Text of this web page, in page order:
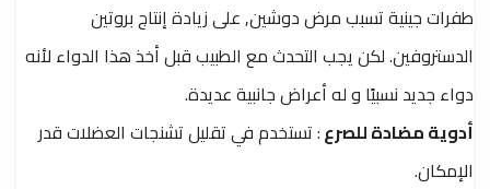
طفرات جينية تسبب مرض دوشين, على زيادة إنتاج بروتين
الدستروفين. لكن يجب التحدث مع الطبيب قبل أخذ هذا الدواء لأنه
دواء جديد نسبيًا و له أعراض جانبية عديدة.
أدوية مضادة للصرع: تستخدم في تقليل تشنجات العضلات قدر
الإمكان.